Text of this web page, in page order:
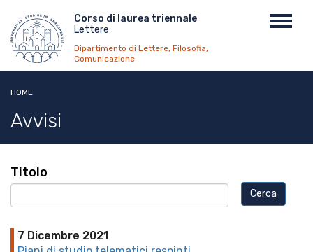
contenuto
principale
Menu
top
Corso di laurea triennale
Lettere
Dipartimento di Lettere, Filosofia,
Comunicazione
HOME
Avvisi
Titolo
7 Dicembre 2021